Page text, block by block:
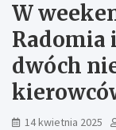
W
Radomia
dwóch
14 kwietnia 2025